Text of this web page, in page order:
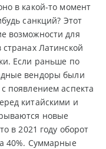
в какой-то момент
санкций? Этот
возможности для
Латинской
Если раньше по
вендоры были
появлением аспекта
китайскими и
новые
в 2021 году оборот
40%. Суммарные